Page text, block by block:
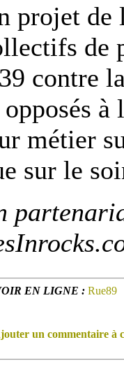
projet de
de
contre
à
métier
sur le
EN LIGNE : Rue89
un commentaire à